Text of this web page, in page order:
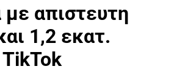
με απιστευτη
1,2 εκατ.